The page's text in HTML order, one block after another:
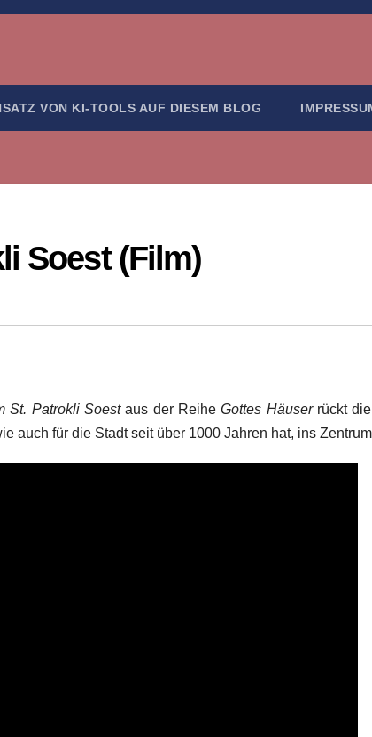
VON KI-TOOLS AUF DIESEM BLOG
Soest (Film)
St. Patrokli Soestaus der ReiheGottes Häuserrückt die
auch für die Stadt seit über 1000 Jahren hat, ins